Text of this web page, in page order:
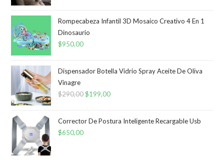
Rompecabeza Infantil 3D Mosaico Creativo 4 En 1
Dinosaurio
$950,00
Dispensador Botella Vidrio Spray Aceite De Oliva
Vinagre
$290,00El
original
$199,00El
actual
Corrector De Postura Inteligente Recargable Usb
$650,00